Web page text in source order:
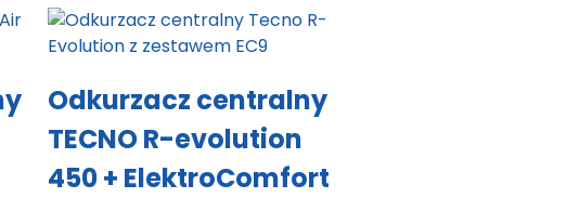
Odkurzacz centralny
TECNO R-evolution
450 + ElektroComfort